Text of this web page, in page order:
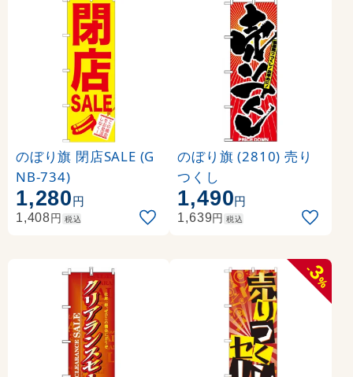
のぼり旗 閉店SALE (G
NB-734)
1,280円
1,408円 税込
のぼり旗 (2810) 売り
つくし
1,490円
1,639円 税込
-
3
%